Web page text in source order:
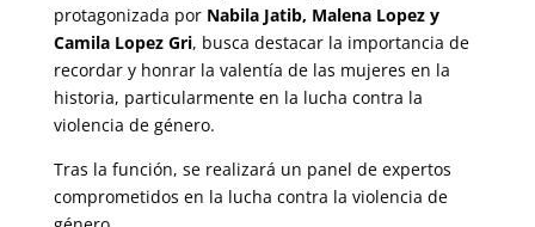
protagonizada por Nabila Jatib, Malena Lopez y
Camila Lopez Gri, busca destacar la importancia de
recordar y honrar la valentía de las mujeres en la
historia, particularmente en la lucha contra la
violencia de género.
Tras la función, se realizará un panel de expertos
comprometidos en la lucha contra la violencia de